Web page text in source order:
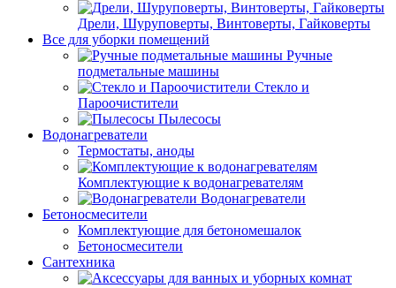
Дрели, Шуруповерты, Винтоверты, Гайковерты
Все для уборки помещений
Ручные
подметальные машины
Стекло и
Пароочистители
Пылесосы
Водонагреватели
Термостаты, аноды
Комплектующие к водонагревателям
Водонагреватели
Бетоносмесители
Комплектующие для бетономешалок
Бетоносмесители
Сантехника